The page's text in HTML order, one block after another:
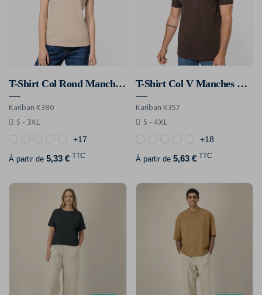
T-Shirt Col Rond Manches Courtes Femme
Kariban K380
S - 3XL
+17
À partir de 5,33 € TTC
T-Shirt Col V Manches Courtes Homme
Kariban K357
S - 4XL
+18
À partir de 5,63 € TTC